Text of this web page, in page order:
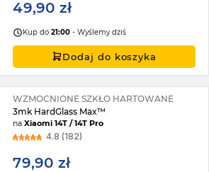
49,90 zł
Kup do21:00 - Wyślemy dziś
Dodaj do koszyka
WZMOCNIONE SZKŁO HARTOWANE
3mk HardGlass Max™
naXiaomi 14T / 14T Pro
4.8 (182)
79,90 zł